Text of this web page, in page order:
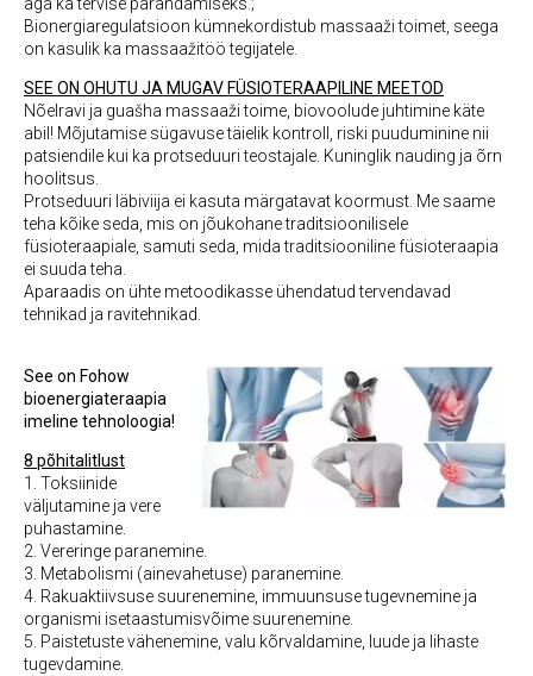
Bionergiaregulatsioon kümnekordistub massaaži toimet, seega
on kasulik ka massaažitöö tegijatele.
SEE ON OHUTU JA MUGAV FÜSIOTERAAPILINE MEETOD
Nõelravi ja guašha massaaži toime, biovoolude juhtimine käte
abil! Mõjutamise sügavuse täielik kontroll, riski puuduminine nii
patsiendile kui ka protseduuri teostajale. Kuninglik nauding ja õrn
hoolitsus.
Protseduuri läbiviija ei kasuta märgatavat koormust. Me saame
teha kõike seda, mis on jõukohane traditsioonilisele
füsioteraapiale, samuti seda, mida traditsiooniline füsioteraapia
ei suuda teha.
Aparaadis on ühte metoodikasse ühendatud tervendavad
tehnikad ja ravitehnikad.
See on Fohow
bioenergiateraapia
imeline tehnoloogia!
8 põhitalitlust
1. Toksiinide
väljutamine ja vere
puhastamine.
2. Vereringe paranemine.
3. Metabolismi (ainevahetuse) paranemine.
4. Rakuaktiivsuse suurenemine, immuunsuse tugevnemine ja
organismi isetaastumisvõime suurenemine.
5. Paistetuste vähenemine, valu kõrvaldamine, luude ja lihaste
tugevdamine.